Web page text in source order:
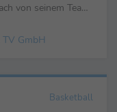
von seinem Team:
GmbH
Basketball